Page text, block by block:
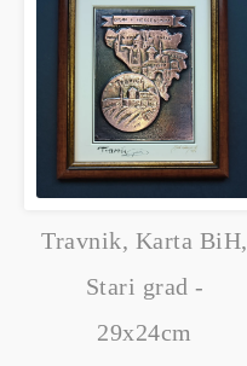
Travnik, Karta BiH,
Stari grad -
29x24cm